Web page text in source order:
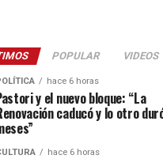
POPULAR VIDEOS
hace 6 horas
y el nuevo bloque: “La
caducó y lo otro
hace 6 horas